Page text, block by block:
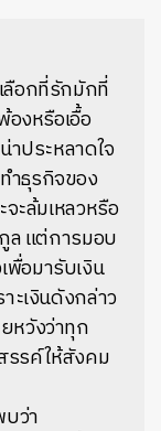
อกที่รักมักที่
งหรือเอื้อ
าประหลาดใจ
ำธุรกิจของ
ะล้มเหลวหรือ
ล แต่การมอบ
อมารับเงิน
ะเงินดังกล่าว
หวังว่าทุก
รรค์ให้สังคม
ว่า